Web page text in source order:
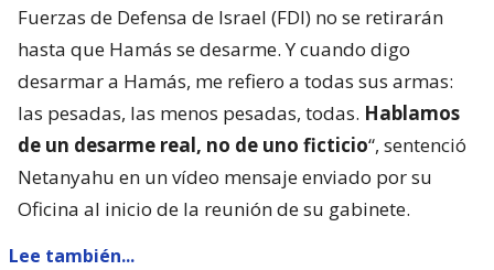
Fuerzas de Defensa de Israel (FDI) no se retirarán
hasta que Hamás se desarme. Y cuando digo
desarmar a Hamás, me refiero a todas sus armas:
las pesadas, las menos pesadas, todas. Hablamos
de un desarme real, no de uno ficticio“, sentenció
Netanyahu en un vídeo mensaje enviado por su
Oficina al inicio de la reunión de su gabinete.
Lee también...